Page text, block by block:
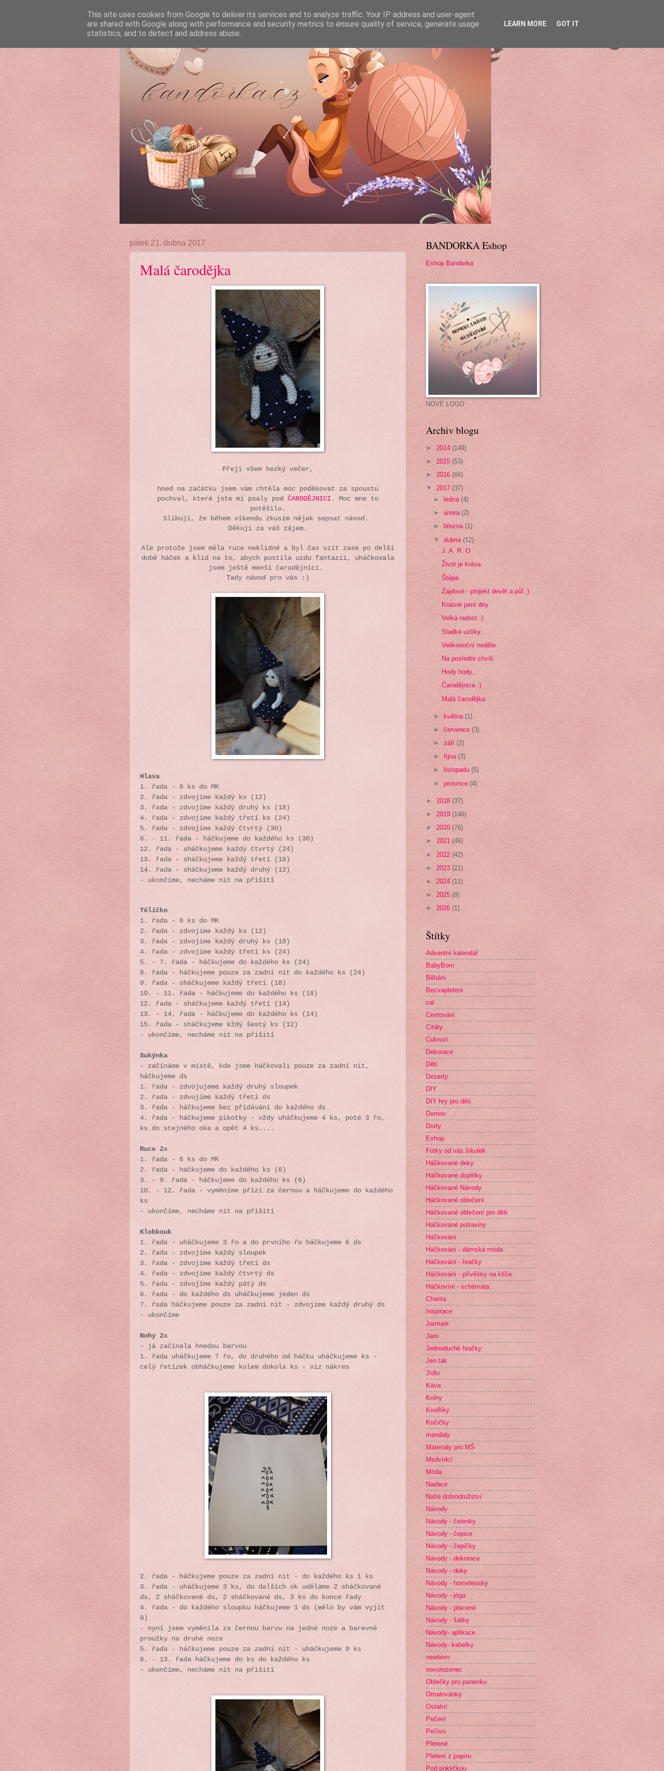
pátek 21. dubna 2017
Malá čarodějka
Přeji všem hezký večer,
hned na začátku jsem vám chtěla moc poděkovat za spoustu
pochval, které jste mi psaly pod ČARODĚJNICI . Moc mne to
potěšilo.
Slibuji, že během víkendu zkusím nějak sepsat návod.
Děkuji za váš zájem.
Ale protože jsem měla ruce neklidné a byl čas vzít zase po delší
době háček a klid na to, abych pustila uzdu fantazii, uháčkovala
jsem ještě menší čarodějnici.
Tady návod pro vás :)
Hlava
1. řada - 6 ks do MK
2. řada - zdvojíme každý ks (12)
3. řada - zdvojíme každý druhý ks (18)
4. řada - zdvojíme každý třetí ks (24)
5. řada - zdvojíme každý čtvrtý (30)
6. - 11. řada - háčkujeme do každého ks (30)
12. řada - sháčkujeme každý čtvrtý (24)
13. řada - sháčkujeme každý třetí (18)
14. řada - sháčkujeme každý druhý (12)
- ukončíme, necháme nit na přišití
Tělíčko
1. řada - 6 ks do MK
2. řada - zdvojíme každý ks (12)
3. řada - zdvojíme každý druhý ks (18)
4. řada - zdvojíme každý třetí ks (24)
5. - 7. řada - háčkujeme do každého ks (24)
8. řada - háčkujeme pouze za zadní nit do každého ks (24)
9. řada - sháčkujeme každý třetí (18)
10. - 11. řada - háčkujeme do každého ks (18)
12. řada - sháčkujeme každý třetí (14)
13. - 14. řada - háčkujeme do každého ks (14)
15. řada - sháčkujeme kždý šestý ks (12)
- ukončíme, necháme nit na přišití
Sukýnka
- začínáme v místě, kde jsme háčkovali pouze za zadní nit,
háčkujeme ds
1. řada - zdvojujeme každý druhý sloupek
2. řada - zdvojíme každý třetí ds
3. řada - háčkujeme bez přidávání do každého ds
4. řada - háčkujeme pikotky - vždy uháčkujeme 4 ks, poté 3 řo,
ks do stejného oka a opět 4 ks....
Ruce 2x
1. řada - 6 ks do MK
2. řada - háčkujeme do každého ks (6)
3. - 9. řada - háčkujeme do každého ks (6)
10. - 12. řada - vyměníme přízi za černou a háčkujeme do každého
ks
- ukončíme, necháme nit na přišití
Klobkouk
1. řada - uháčkujeme 3 řo a do prvního řo háčkujeme 6 ds
2. řada - zdvojíme každý sloupek
3. řada - zdvojíme každý třetí ds
4. řada - zdvojíme každý čtvrtý ds
5. řada - zdvojíme každý pátý ds
6. řada - do každého ds uháčkujeme jeden ds
7. řada háčkujeme pouze za zadní nit - zdvojíme každý druhý ds
- ukončíme
Nohy 2x
- já začínala hnedou barvou
1. řada uháčkujeme 7 řo, do druhého od háčku uháčkujeme ks -
celý řetízek obháčkujeme kolem dokola ks - viz nákres
2. řada - háčkujeme pouze za zadní nit - do každého ks 1 ks
3. řada - uháčkujeme 3 ks, do dalších ok uděláme 2 sháčkované
ds, 2 sháčkované ds, 2 sháčkované ds, 3 ks do konce řady
4. řada - do každého sloupku háčkujeme 1 ds (mělo by vám vyjít
9)
- nyní jsem vyměnila za černou barvu na jedné noze a barevné
proužky na druhé noze
5. řada - háčkujeme pouze za zadní nit - uháčkujeme 9 ks
6. - 13. řada háčkujeme do ks do každého ks
- ukončíme, necháme nit na přišití
BANDORKA Eshop
Eshop Bandorka
NOVÉ LOGO
Archiv blogu
► 2014 (149)
► 2015 (53)
► 2016 (66)
▼ 2017 (37)
►
ledna (4)
►února(2)
►
března(1)
▼dubna (12)
J. A. R. O
Život je krása
Štěpa
Zajdové - projekt devět a půl :)
Krásné jarní dny
Velká radost :)
Sladké uzlíky...
Velikonoční neděle
Na poslední chvíli
Hody hody...
Čarodějnice :)
Malá čarodějka
►května(1)
►července(3)
►září(2)
►října(3)
►
listopadu(5)
►prosince(4)
► 2018 (37)
► 2019 (146)
► 2020 (76)
► 2021 (46)
► 2022 (42)
► 2023 (21)
► 2024 (11)
► 2025 (8)
► 2026 (1)
Štítky
Adventní kalendář
BabyBorn
Běhání
Bezvapleteni
cal
Cestování
Citáty
Cukroví
Dekorace
Děti
Dezerty
DIY
DIY hry pro děti
Domov
Dorty
Eshop
Fotky od vás šikulek
Háčkované deky
Háčkované doplňky
Háčkované Návody
Háčkované oblečení
Háčkované oblečení pro děti
Háčkované potraviny
Háčkování
Háčkování - dámská móda
Háčkování - hračky
Háčkování - přívěšky na klíče
Háčkovíní - schémata
Charita
Inspirace
Jarmark
Jaro
Jednoduché hračky
Jen tak
Jídlo
Káva
Knihy
Knoflíky
Kočičky
mandaly
Materiály pro MŠ
Medvídci
Móda
Nadace
Naše dobrodružství
Návody
Návody - čelenky
Návody - čepice
Návody - čepičky
Návody - dekorace
Návody - deky
Návody - homelessky
Návody - jóga
Návody - placené
Návody - šátky
Návody- aplikace
Návody- kabelky
newborn
novorozenec
Oblečky pro panenku
Omalovánky
Ostatní
Pečení
Pečivo
Pletené
Pletení z papíru
Pod pokličkou
This site uses cookies from Google to deliver its services and to analyze traffic. Your IP address and user-agent
are shared with Google along with performance and security metrics to ensure quality of service, generate usage
statistics, and to detect and address abuse.
LEARN MORE GOT IT